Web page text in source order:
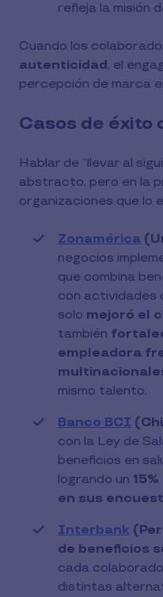
refleja la misión
Cuando los
autenticidad, el
percepción de marca
Casos de éxito
Hablar de “llevar al
abstracto, pero en la
organizaciones que lo
Zonamérica
negocios
que combina
con actividades
solo mejoró el
también
empleadora
mismo talento.
Banco BCI
con la Ley de
beneficios en
logrando un
en sus
Interbank
de beneficios
cada
distintas